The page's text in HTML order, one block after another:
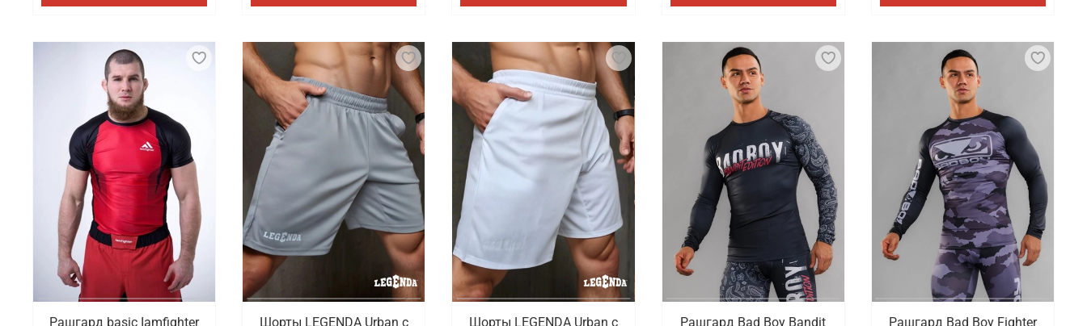
Рашгард basic Iamfighter Шорты LEGENDA Urban c Шорты LEGENDA Urban c Рашгард Bad Boy Bandit Рашгард Bad Boy Fighter